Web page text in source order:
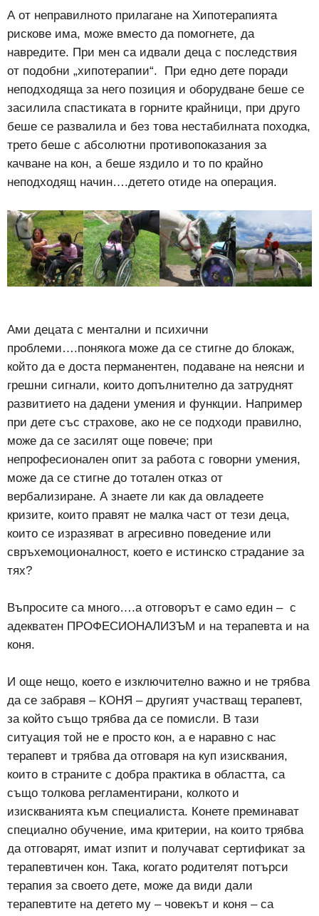
А от неправилното прилагане на Хипотерапията
рискове има, може вместо да помогнете, да
навредите. При мен са идвали деца с последствия
от подобни „хипотерапии“. При едно дете поради
неподходяща за него позиция и оборудване беше се
засилила спастиката в горните крайници, при друго
беше се развалила и без това нестабилната походка,
трето беше с абсолютни противопоказания за
качване на кон, а беше яздило и то по крайно
неподходящ начин….детето отиде на операция.
Ами децата с ментални и психични
проблеми….понякога може да се стигне до блокаж,
който да е доста перманентен, подаване на неясни и
грешни сигнали, които допълнително да затруднят
развитието на дадени умения и функции. Например
при дете със страхове, ако не се подходи правилно,
може да се засилят още повече; при
непрофесионален опит за работа с говорни умения,
може да се стигне до тотален отказ от
вербализиране. А знаете ли как да овладеете
кризите, които правят не малка част от тези деца,
които се изразяват в агресивно поведение или
свръхемоционалност, което е истинско страдание за
тях?
Въпросите са много….а отговорът е само един – с
адекватен ПРОФЕСИОНАЛИЗЪМ и на терапевта и на
коня.
И още нещо, което е изключително важно и не трябва
да се забравя – КОНЯ – другият участващ терапевт,
за който също трябва да се помисли. В тази
ситуация той не е просто кон, а е наравно с нас
терапевт и трябва да отговаря на куп изисквания,
които в страните с добра практика в областта, са
също толкова регламентирани, колкото и
изискванията към специалиста. Конете преминават
специално обучение, има критерии, на които трябва
да отговарят, имат изпит и получават сертификат за
терапевтичен кон. Така, когато родителят потърси
терапия за своето дете, може да види дали
терапевтите на детето му – човекът и коня – са